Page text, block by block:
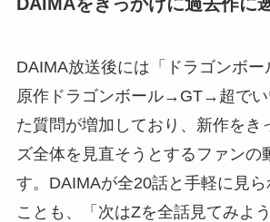
DAIMA放送後には「ドラゴンボー
原作ドラゴンボール→GT→超でい
た質問が増加しており、新作をき
ズ全体を見直そうとするファンの
す。DAIMAが全20話と手軽に見
ことも、「次はZを全話見てみよ